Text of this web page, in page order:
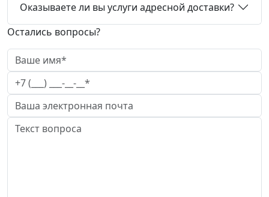
Оказываете ли вы услуги адресной доставки?
Остались вопросы?